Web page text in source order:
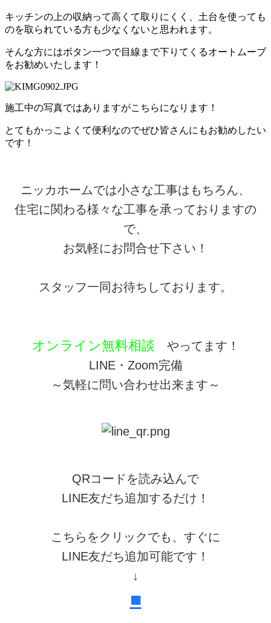
キッチンの上の収納って高くて取りにくく、土台を使っても
のを取られている方も少なくないと思われます。
そんな方にはボタン一つで目線まで下りてくるオートムーブ
をお勧めいたします！
施工中の写真ではありますがこちらになります！
とてもかっこよくて便利なのでぜひ皆さんにもお勧めしたい
です！
ニッカホームでは小さな工事はもちろん、
住宅に関わる様々な工事を承っておりますの
で、
お気軽にお問合せ下さい！
スタッフ一同お待ちしております。
オンライン無料相談
やってます！
LINE・Zoom完備
～気軽に問い合わせ出来ます～
QRコードを読み込んで
LINE友だち追加するだけ！
こちらをクリックでも、すぐに
LINE友だち追加可能です！
↓
■